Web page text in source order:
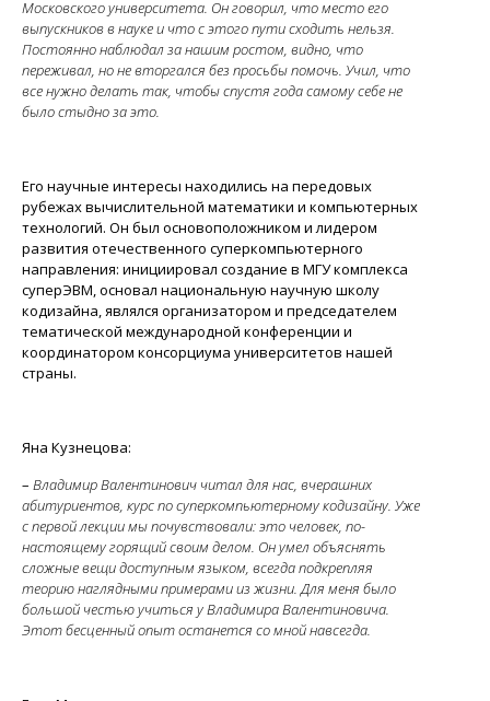
Московского университета. Он говорил, что место его
выпускников в науке и что с этого пути сходить нельзя.
Постоянно наблюдал за нашим ростом, видно, что
переживал, но не вторгался без просьбы помочь. Учил, что
все нужно делать так, чтобы спустя года самому себе не
было стыдно за это.
Его научные интересы находились на передовых
рубежах вычислительной математики и компьютерных
технологий. Он был основоположником и лидером
развития отечественного суперкомпьютерного
направления: инициировал создание в МГУ комплекса
суперЭВМ, основал национальную научную школу
кодизайна, являлся организатором и председателем
тематической международной конференции и
координатором консорциума университетов нашей
страны.
Яна Кузнецова:
– Владимир Валентинович читал для нас, вчерашних
абитуриентов, курс по суперкомпьютерному кодизайну. Уже
с первой лекции мы почувствовали: это человек, по-
настоящему горящий своим делом. Он умел объяснять
сложные вещи доступным языком, всегда подкрепляя
теорию наглядными примерами из жизни. Для меня было
большой честью учиться у Владимира Валентиновича.
Этот бесценный опыт останется со мной навсегда.